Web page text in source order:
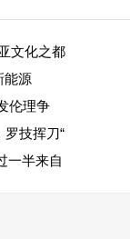
文化之都
能源
伦理争
技挥刀“
一半来自